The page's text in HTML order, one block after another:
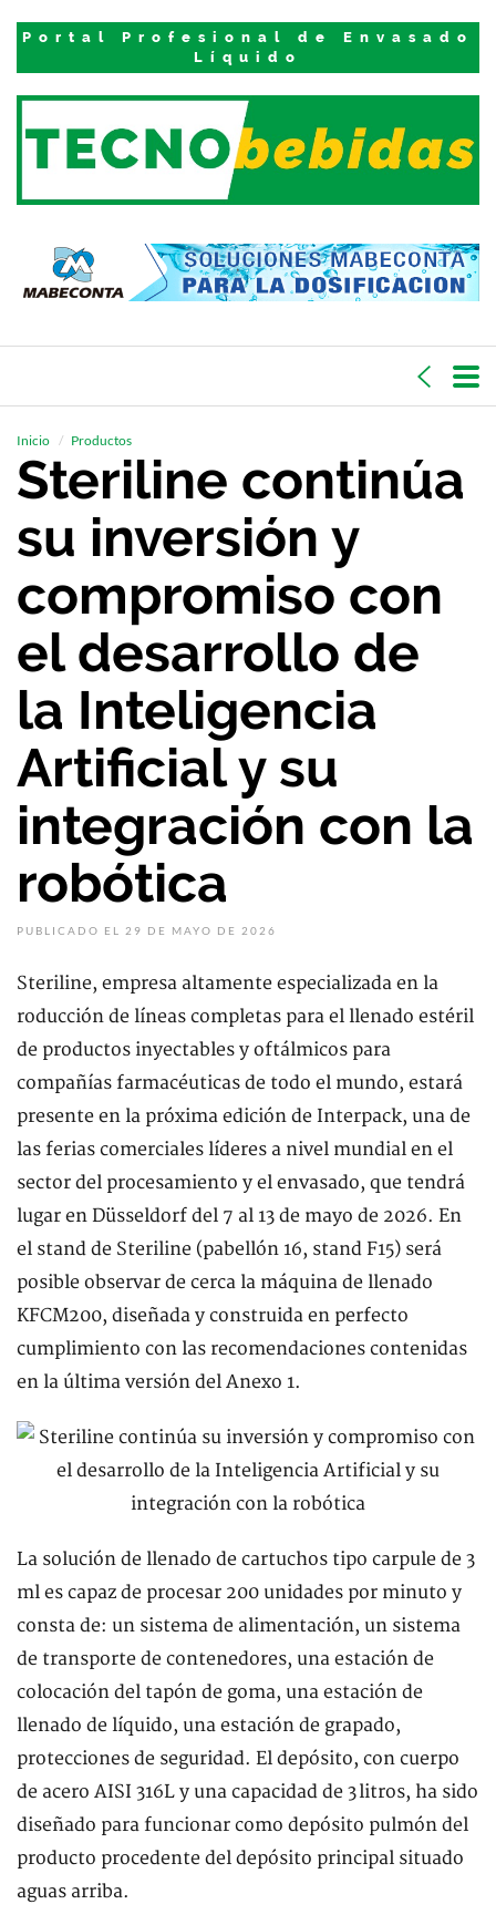
Portal Profesional de Envasado
Líquido
Inicio Productos
Steriline continúa
su inversión y
compromiso con
el desarrollo de
la Inteligencia
Artificial y su
integración con la
robótica
PUBLICADO EL 29 DE MAYO DE 2026
Steriline, empresa altamente especializada en la
roducción de líneas completas para el llenado estéril
de productos inyectables y oftálmicos para
compañías farmacéuticas de todo el mundo, estará
presente en la próxima edición de Interpack, una de
las ferias comerciales líderes a nivel mundial en el
sector del procesamiento y el envasado, que tendrá
lugar en Düsseldorf del 7 al 13 de mayo de 2026. En
el stand de Steriline (pabellón 16, stand F15) será
posible observar de cerca la máquina de llenado
KFCM200, diseñada y construida en perfecto
cumplimiento con las recomendaciones contenidas
en la última versión del Anexo 1.
La solución de llenado de cartuchos tipo carpule de 3
ml es capaz de procesar 200 unidades por minuto y
consta de: un sistema de alimentación, un sistema
de transporte de contenedores, una estación de
colocación del tapón de goma, una estación de
llenado de líquido, una estación de grapado,
protecciones de seguridad. El depósito, con cuerpo
de acero AISI 316L y una capacidad de 3 litros, ha sido
diseñado para funcionar como depósito pulmón del
producto procedente del depósito principal situado
aguas arriba.